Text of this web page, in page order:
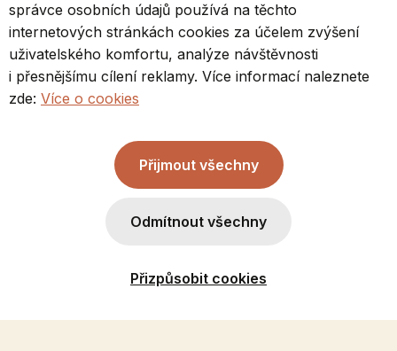
GALERIE
Vybraná díla
domluvě možné prohlédnout i v ateliéru.
správce osobních údajů používá na těchto
internetových stránkách cookies za účelem zvýšení
uživatelského komfortu, analýze návštěvnosti
i přesnějšímu cílení reklamy. Více informací naleznete
zde: Více o cookies
Přijmout všechny
Odmítnout všechny
Přizpůsobit cookies